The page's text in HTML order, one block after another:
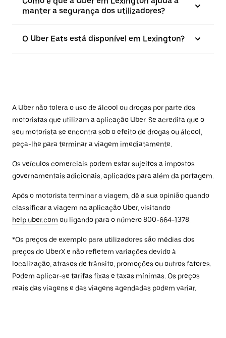
manter a segurança dos utilizadores?
O Uber Eats está disponível em Lexington?
A Uber não tolera o uso de álcool ou drogas por parte dos
motoristas que utilizam a aplicação Uber. Se acredita que o
seu motorista se encontra sob o efeito de drogas ou álcool,
peça-lhe para terminar a viagem imediatamente.
Os veículos comerciais podem estar sujeitos a impostos
governamentais adicionais, aplicados para além da portagem.
Após o motorista terminar a viagem, dê a sua opinião quando
classificar a viagem na aplicação Uber, visitando
help.uber.com ou ligando para o número 800-664-1378.
*Os preços de exemplo para utilizadores são médias dos
preços do UberX e não refletem variações devido à
localização, atrasos de trânsito, promoções ou outros fatores.
Podem aplicar-se tarifas fixas e taxas mínimas. Os preços
reais das viagens e das viagens agendadas podem variar.